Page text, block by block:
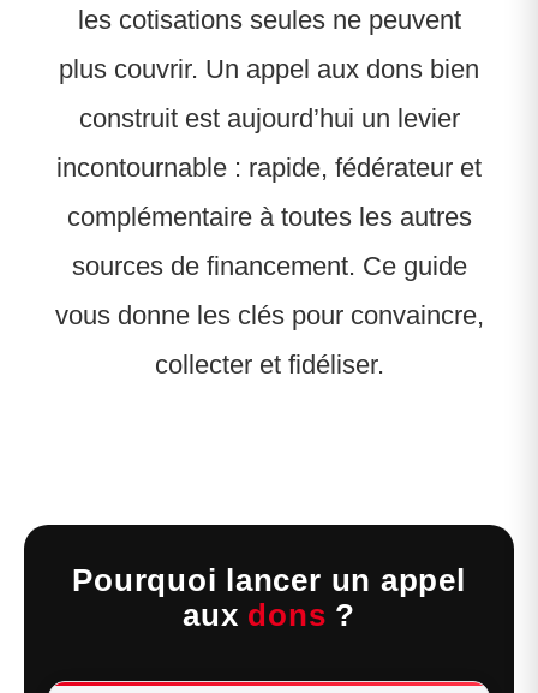
les cotisations seules ne peuvent
plus couvrir. Un appel aux dons bien
construit est aujourd’hui un levier
incontournable : rapide, fédérateur et
complémentaire à toutes les autres
sources de financement. Ce guide
vous donne les clés pour convaincre,
collecter et fidéliser.
Pourquoi lancer un appel
aux dons ?